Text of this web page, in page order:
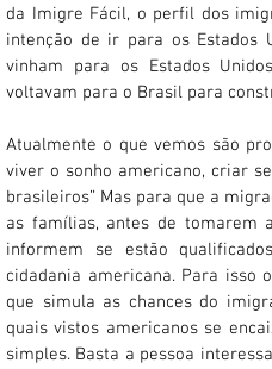
da Imigre Fácil, o perfil dos
intenção de ir para os Estados
vinham para os Estados
voltavam para o Brasil para
Atualmente o que vemos são
viver o sonho americano, criar
brasileiros” Mas para que a
as famílias, antes de tomarem
informem se estão
cidadania americana. Para isso
que simula as chances do
quais vistos americanos se
simples. Basta a pessoa